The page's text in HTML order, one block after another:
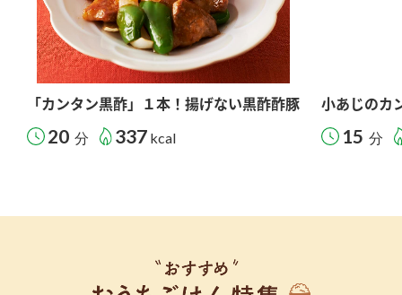
「カンタン黒酢」１本！揚げない黒酢酢豚
20 分 337 kcal
小あじのカ
15 分